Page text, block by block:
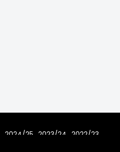
2024/25 2023/24
2022/23